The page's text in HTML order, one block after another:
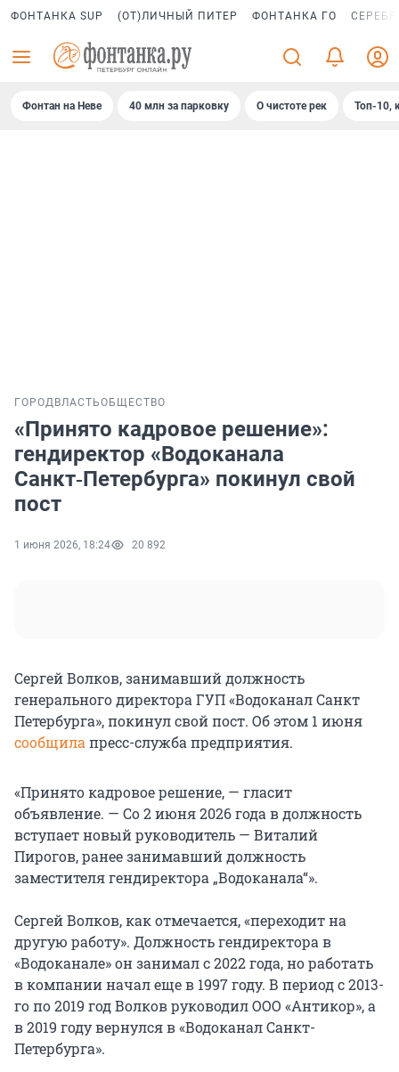
ФОНТАНКА SUP (ОТ)ЛИЧНЫЙ ПИТЕР ФОНТАНКА ГО
Фонтан на Неве 40 млн за парковку О чистоте рек Топ-10,
ГОРОД ВЛАСТЬОБЩЕСТВО
«Принято кадровое решение»:
гендиректор «Водоканала
Санкт‑Петербурга» покинул свой
пост
1 июня 2026, 18:24 20 892
Сергей Волков, занимавший должность
генерального директора ГУП «Водоканал Санкт
Петербурга», покинул свой пост. Об этом 1 июня
сообщила пресс-служба предприятия.
«Принято кадровое решение, — гласит
объявление. — Со 2 июня 2026 года в должность
вступает новый руководитель — Виталий
Пирогов, ранее занимавший должность
заместителя гендиректора „Водоканала“».
Сергей Волков, как отмечается, «переходит на
другую работу». Должность гендиректора в
«Водоканале» он занимал с 2022 года, но работать
в компании начал еще в 1997 году. В период с 2013-
го по 2019 год Волков руководил ООО «Антикор», а
в 2019 году вернулся в «Водоканал Санкт-
Петербурга».